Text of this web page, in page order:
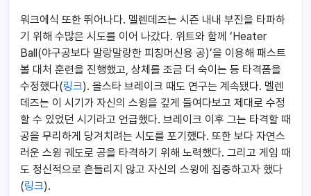
워크에식 또한 뛰어나다. 멜렌데즈는 시즌 내내 부진을 타파하
기 위해 수많은 시도를 이어 나갔다. 위트와 함께 ‘Heater
Ball(야구공보다 말랑말랑한 피칭머신용 공)’을 이용해 패스트
볼 대처 훈련을 진행했고, 상체를 조금 더 숙이는 등 타격폼을
수정했다(링크). 올스타 브레이크 때도 연구는 계속됐다. 멜렌
데즈는 이 시기가 자신의 스윙을 깊게 들여다보고 제대로 수정
할 수 있었던 시기라고 언급했다. 브레이크 이후 그는 타격할 때
공을 무리하게 당겨치려는 시도를 포기했다. 또한 보다 자연스
러운 스윙 궤도로 공을 타격하기 위해 노력했다. 그리고 게임 때
도 정신적으로 흔들리지 않고 자신의 스윙에 집중하고자 했다
(링크).